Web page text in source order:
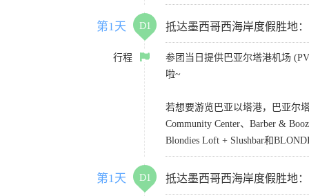
第1天 D1 抵达墨西哥西海岸度假胜地：
行程
参团当日提供巴亚尔塔港机场
啦~
若想要游览巴亚以塔港，巴亚尔
Community Center、Barber &
Blondies Loft + Slushbar和
第1天 D1 抵达墨西哥西海岸度假胜地：